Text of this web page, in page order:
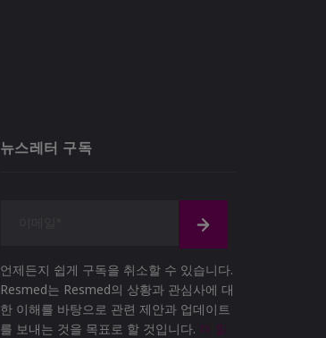
뉴스레터 구독
언제든지 쉽게 구독을 취소할 수 있습니다.
Resmed는 Resmed의 상황과 관심사에 대
한 이해를 바탕으로 관련 제안과 업데이트
를 보내는 것을 목표로 할 것입니다. 더 읽